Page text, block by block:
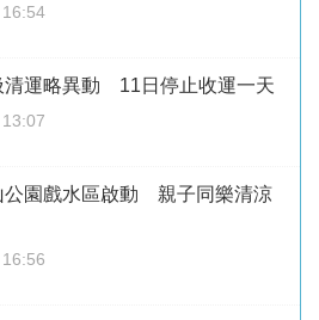
清運略異動 11日停止收運一天
公園戲水區啟動 親子同樂清涼